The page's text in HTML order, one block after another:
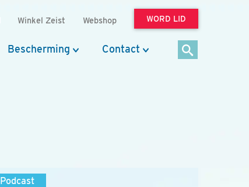
Winkel Zeist Webshop WORD LID
Bescherming Contact
Podcast